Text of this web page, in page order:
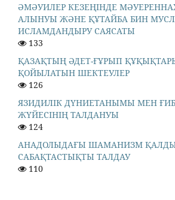
ӘМӘУИЛЕР КЕЗЕҢІНДЕ
АЛЫНУЫ ЖӘНЕ ҚҰТАЙБА БИН
ИСЛАМДАНДЫРУ САЯСАТЫ
133
ҚАЗАҚТЫҢ ӘДЕТ-ҒҰРЫП
ҚОЙЫЛАТЫН ШЕКТЕУЛЕР
126
ЯЗИДИЛІК ДҮНИЕТАНЫМЫ МЕН
ЖҮЙЕСІНІҢ ТАЛДАНУЫ
124
АНАДОЛЫДАҒЫ ШАМАНИЗМ
САБАҚТАСТЫҚТЫ ТАЛДАУ
110